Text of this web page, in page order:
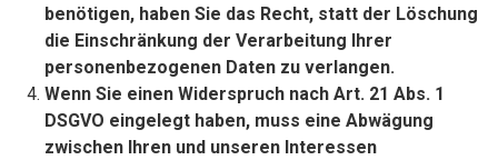
benötigen, haben Sie das Recht, statt der Löschung
die Einschränkung der Verarbeitung Ihrer
personenbezogenen Daten zu verlangen.
Wenn Sie einen Widerspruch nach Art. 21 Abs. 1
DSGVO eingelegt haben, muss eine Abwägung
zwischen Ihren und unseren Interessen